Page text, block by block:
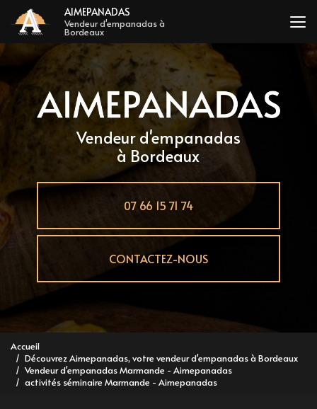
au
contenu
principal
AIMEPANADAS
Vendeur d'empanadas à
Bordeaux
Vendeur d'empanadas
à Bordeaux
07 66 15 71 74
CONTACTEZ-NOUS
Accueil
Découvrez Aimepanadas, votre vendeur d'empanadas à Bordeaux
Vendeur d'empanadas Marmande - Aimepanadas
activités séminaire Marmande - Aimepanadas